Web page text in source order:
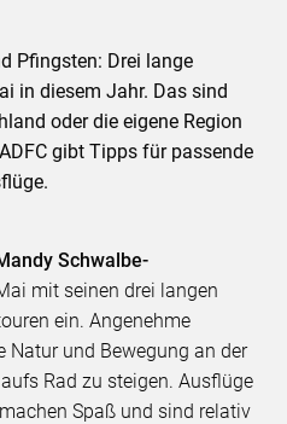
Pfingsten: Drei lange
in diesem Jahr. Das sind
oder die eigene Region
gibt Tipps für passende
Schwalbe-
mit seinen drei langen
ein. Angenehme
Natur und Bewegung an der
Rad zu steigen. Ausflüge
Spaß und sind relativ